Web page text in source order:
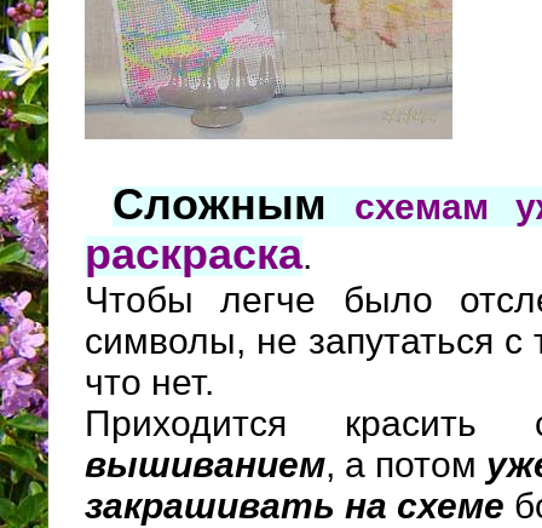
Сложным схемам
раскраска.
Чтобы легче было
символы, не запутаться
что нет.
Приходится
вышиванием, а потом
закрашивать на схеме